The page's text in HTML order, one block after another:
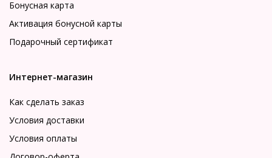
Бонусная карта
Активация бонусной карты
Подарочный сертификат
Интернет-магазин
Как сделать заказ
Условия доставки
Условия оплаты